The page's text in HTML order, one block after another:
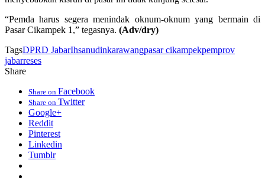
“Pemda harus segera menindak oknum-oknum yang bermain di
Pasar Cikampek 1,” tegasnya. (Adv/dry)
TagsDPRD JabarIhsanudinkarawangpasar cikampekpemprov
jabarreses
Share
Share on Facebook
Share on Twitter
Google+
Reddit
Pinterest
Linkedin
Tumblr